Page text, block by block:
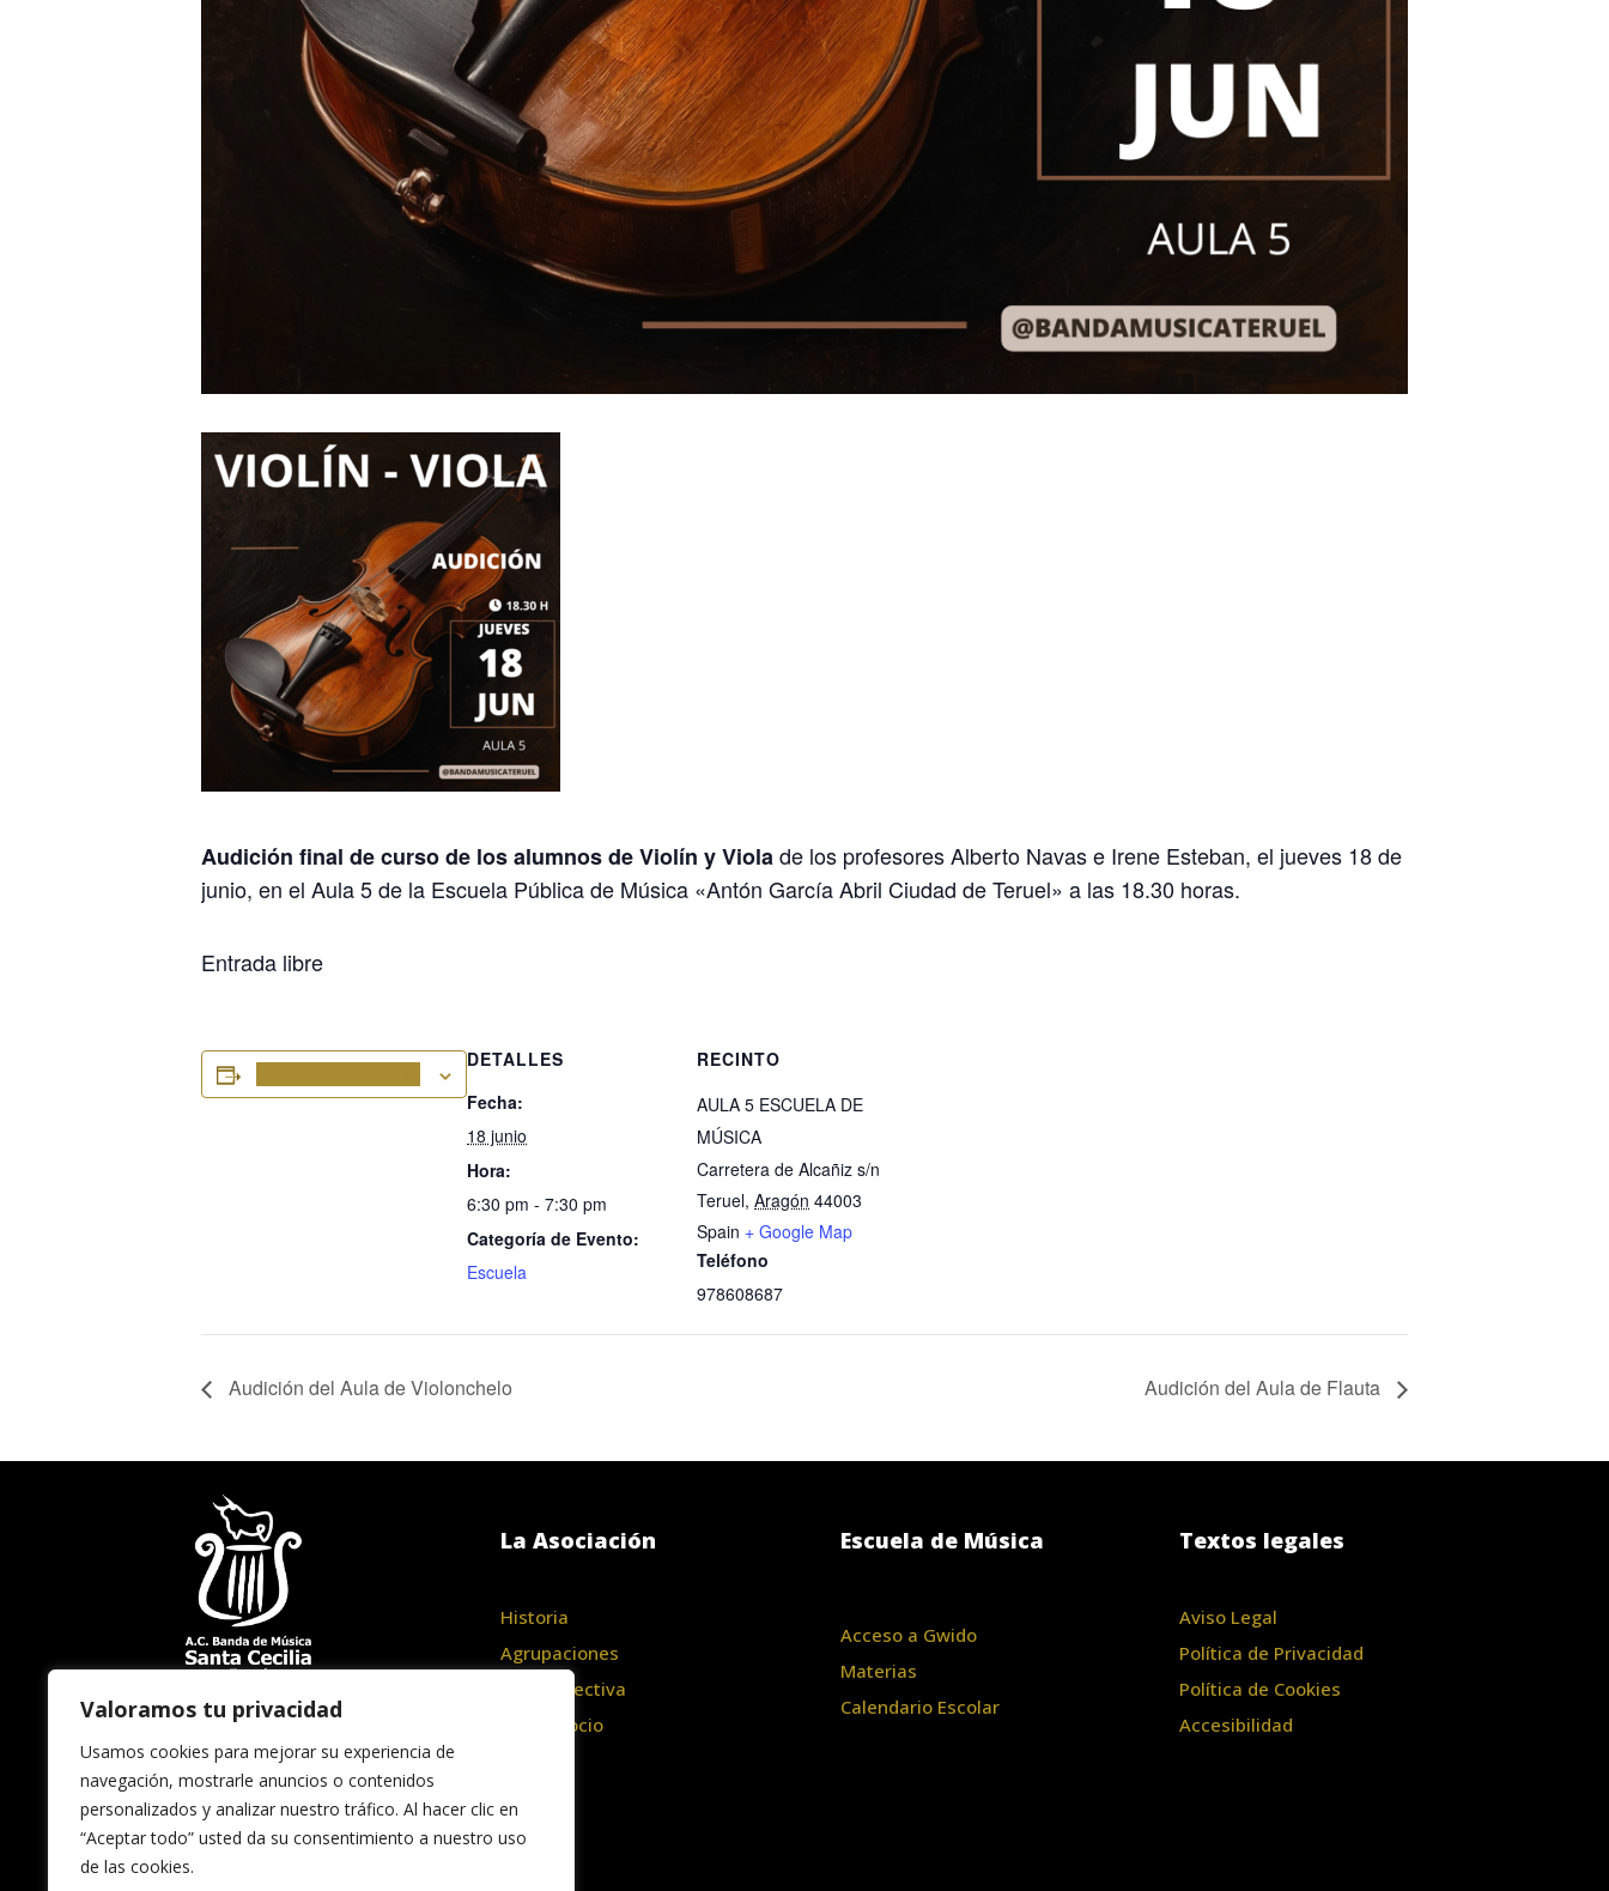
Valoramos tu privacidad
Usamos cookies para mejorar su experiencia de
navegación, mostrarle anuncios o contenidos
personalizados y analizar nuestro tráfico. Al hacer clic en
“Aceptar todo” usted da su consentimiento a nuestro uso
de las cookies.
Audición final de curso de los alumnos de Violín y Violade los profesores Alberto Navas e Irene Esteban, el jueves 18 de
junio, en el Aula 5 de la Escuela Pública de Música «Antón García Abril Ciudad de Teruel» a las 18.30 horas.
Entrada libre
DETALLES
Fecha:
18 junio
Hora:
6:30 pm - 7:30 pm
Categoría de Evento:
Escuela
RECINTO
AULA 5 ESCUELA DE
MÚSICA
Carretera de Alcañiz s/n
Teruel, Aragón 44003
Spain + Google Map
Teléfono
978608687
Audición del Aula de Violonchelo Audición del Aula de Flauta
La Asociación
Historia
Agrupaciones
Junta Directiva
Hazte Socio
Escuela de Música
Acceso a Gwido
Materias
Calendario Escolar
Textos legales
Aviso Legal
Política de Privacidad
Política de Cookies
Accesibilidad